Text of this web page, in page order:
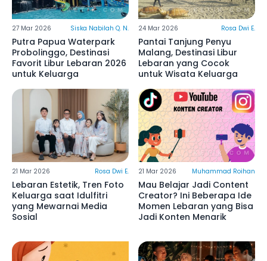
27 Mar 2026 Siska Nabilah Q. N.
Putra Papua Waterpark
Probolinggo, Destinasi
Favorit Libur Lebaran 2026
untuk Keluarga
24 Mar 2026 Rosa Dwi E.
Pantai Tanjung Penyu
Malang, Destinasi Libur
Lebaran yang Cocok
untuk Wisata Keluarga
21 Mar 2026 Rosa Dwi E.
Lebaran Estetik, Tren Foto
Keluarga saat Idulfitri
yang Mewarnai Media
Sosial
21 Mar 2026 Muhammad Roihan
Mau Belajar Jadi Content
Creator? Ini Beberapa Ide
Momen Lebaran yang Bisa
Jadi Konten Menarik